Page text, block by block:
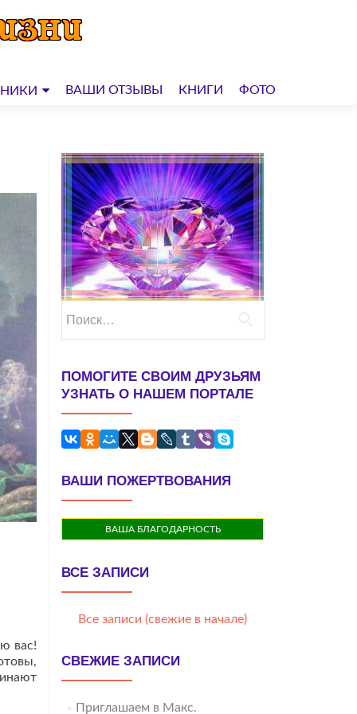
ВАШИ ОТЗЫВЫ КНИГИ ФОТО
вас!
ПОМОГИТЕ СВОИМ ДРУЗЬЯМ
УЗНАТЬ О НАШЕМ ПОРТАЛЕ
ВАШИ ПОЖЕРТВОВАНИЯ
ВАША БЛАГОДАРНОСТЬ
ВСЕ ЗАПИСИ
Все записи (свежие в начале)
СВЕЖИЕ ЗАПИСИ
Приглашаем в Макс.